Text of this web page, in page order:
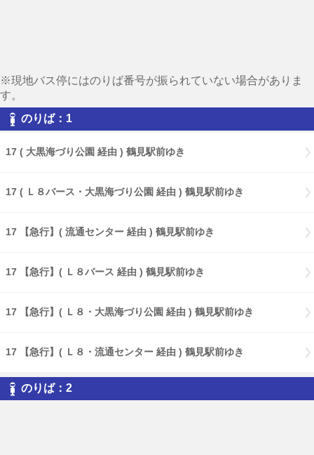
※現地バス停にはのりば番号が振られていない場合がありま
す。
のりば：1
17 ( 大黒海づり公園 経由 ) 鶴見駅前ゆき
17 ( Ｌ８バース・大黒海づり公園 経由 ) 鶴見駅前ゆき
17 【急行】( 流通センター 経由 ) 鶴見駅前ゆき
17 【急行】( Ｌ８バース 経由 ) 鶴見駅前ゆき
17 【急行】( Ｌ８・大黒海づり公園 経由 ) 鶴見駅前ゆき
17 【急行】( Ｌ８・流通センター 経由 ) 鶴見駅前ゆき
のりば：2